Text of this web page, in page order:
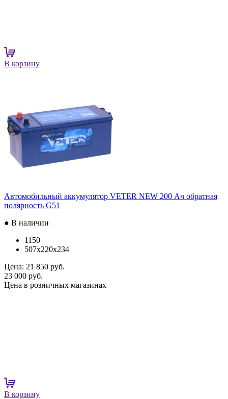
В корзину
Автомобильный аккумулятор VETER NEW 200 Ач обратная
полярность G51
● В наличии
1150
507x220x234
Цена: 21 850 руб.
23 000 руб.
Цена в розничных магазинах
В корзину